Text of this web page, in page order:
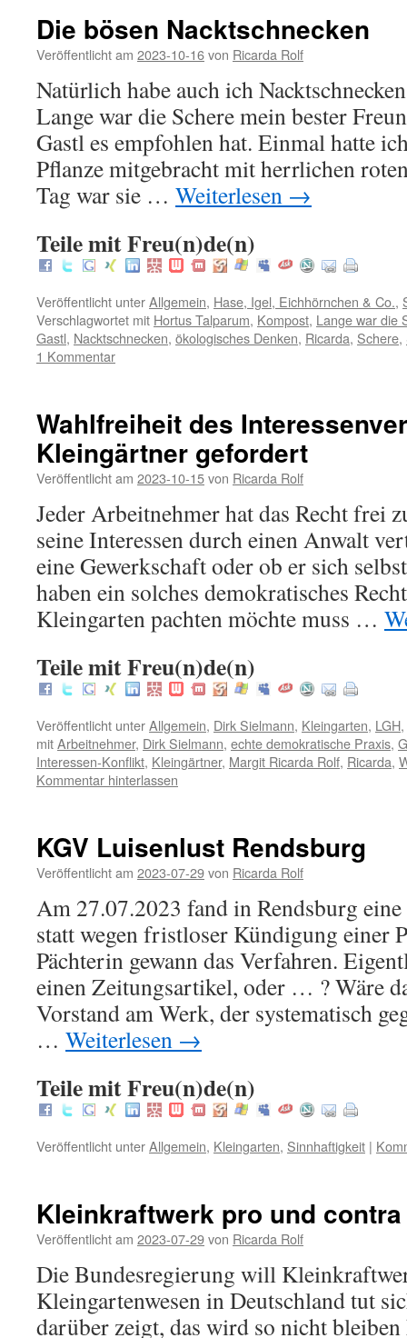
Die bösen Nacktschnecken
Veröffentlicht am 2023-10-16von Ricarda Rolf
Natürlich habe auch ich
Lange war die Schere mein bester
Gastl es empfohlen hat. Einmal hatte
Pflanze mitgebracht mit herrlichen
Tag war sie … Weiterlesen →
Teile mit Freu(n)de(n)
Veröffentlicht unterAllgemein, Hase, Igel, Eichhörnchen & Co.,
Verschlagwortet mit Hortus Talparum, Kompost, Lange war die
Gastl, Nacktschnecken, ökologisches Denken, Ricarda, Schere,
1 Kommentar
Wahlfreiheit des
Kleingärtner gefordert
Veröffentlicht am 2023-10-15von Ricarda Rolf
Jeder Arbeitnehmer hat das Recht frei
seine Interessen durch einen Anwalt
eine Gewerkschaft oder ob er sich
haben ein solches demokratisches
Kleingarten pachten möchte muss …
Teile mit Freu(n)de(n)
Veröffentlicht unterAllgemein, Dirk Sielmann, Kleingarten, LGH,
mitArbeitnehmer, Dirk Sielmann, echte demokratische Praxis,
Interessen-Konflikt, Kleingärtner, Margit Ricarda Rolf, Ricarda,
Kommentar hinterlassen
KGV Luisenlust Rendsburg
Veröffentlicht am 2023-07-29von Ricarda Rolf
Am 27.07.2023 fand in Rendsburg
statt wegen fristloser Kündigung einer
Pächterin gewann das Verfahren.
einen Zeitungsartikel, oder … ? Wäre
Vorstand am Werk, der systematisch
… Weiterlesen →
Teile mit Freu(n)de(n)
Veröffentlicht unterAllgemein, Kleingarten, Sinnhaftigkeit |
Kleinkraftwerk pro und contra
Veröffentlicht am 2023-07-29von Ricarda Rolf
Die Bundesregierung will
Kleingartenwesen in Deutschland tut
darüber zeigt, das wird so nicht